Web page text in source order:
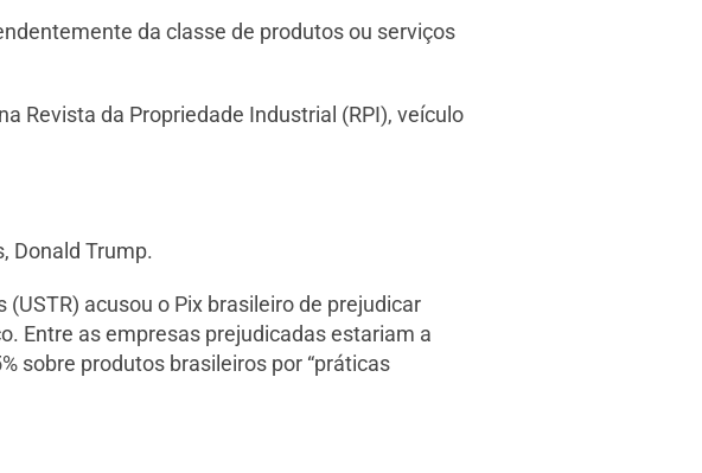
da classe de produtos ou serviços
Revista da Propriedade Industrial (RPI), veículo
Donald Trump.
acusou o Pix brasileiro de prejudicar
Entre as empresas prejudicadas estariam a
sobre produtos brasileiros por “práticas